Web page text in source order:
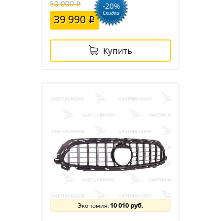
50 000
39 990
-20%
Скидка
Купить
10 010 руб.